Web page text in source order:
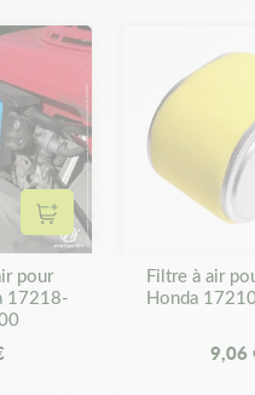
Ajouter au panier
pour
17218-
Filtre à air
Honda
9,06